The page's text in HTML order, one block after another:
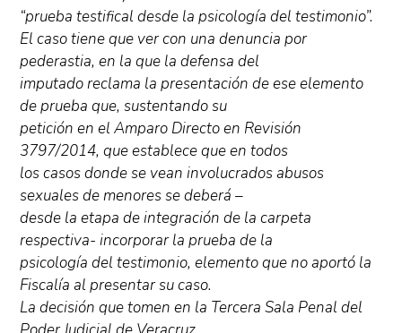
“prueba testifical desde la psicología del testimonio”.
El caso tiene que ver con una denuncia por
pederastia, en la que la defensa del
imputado reclama la presentación de ese elemento
de prueba que, sustentando su
petición en el Amparo Directo en Revisión
3797/2014, que establece que en todos
los casos donde se vean involucrados abusos
sexuales de menores se deberá –
desde la etapa de integración de la carpeta
respectiva- incorporar la prueba de la
psicología del testimonio, elemento que no aportó la
Fiscalía al presentar su caso.
La decisión que tomen en la Tercera Sala Penal del